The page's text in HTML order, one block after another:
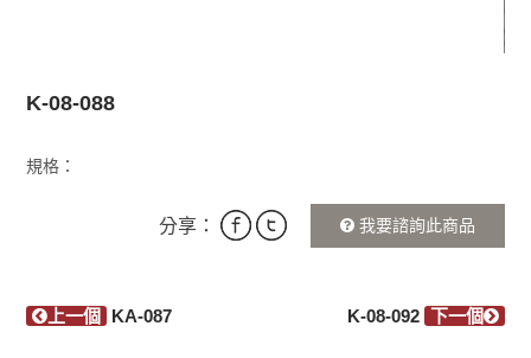
K-08-088
規格：
分享： 我要諮詢此商品
上一個 KA-087 K-08-092 下一個